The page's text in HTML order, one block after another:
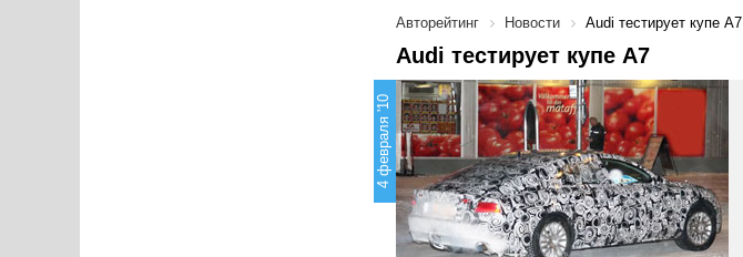
Авторейтинг Новости Audi тестирует купе A7
Audi тестирует купе A7
4 февраля '10